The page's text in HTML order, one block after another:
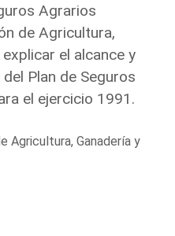
Agrarios
de Agricultura,
el alcance y
Plan de Seguros
el ejercicio 1991.
Agricultura, Ganadería y